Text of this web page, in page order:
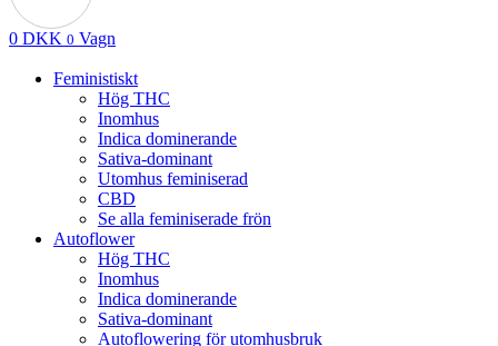
0 DKK 0 Vagn
Feministiskt
Hög THC
Inomhus
Indica dominerande
Sativa-dominant
Utomhus feminiserad
CBD
Se alla feminiserade frön
Autoflower
Hög THC
Inomhus
Indica dominerande
Sativa-dominant
Autoflowering för utomhusbruk